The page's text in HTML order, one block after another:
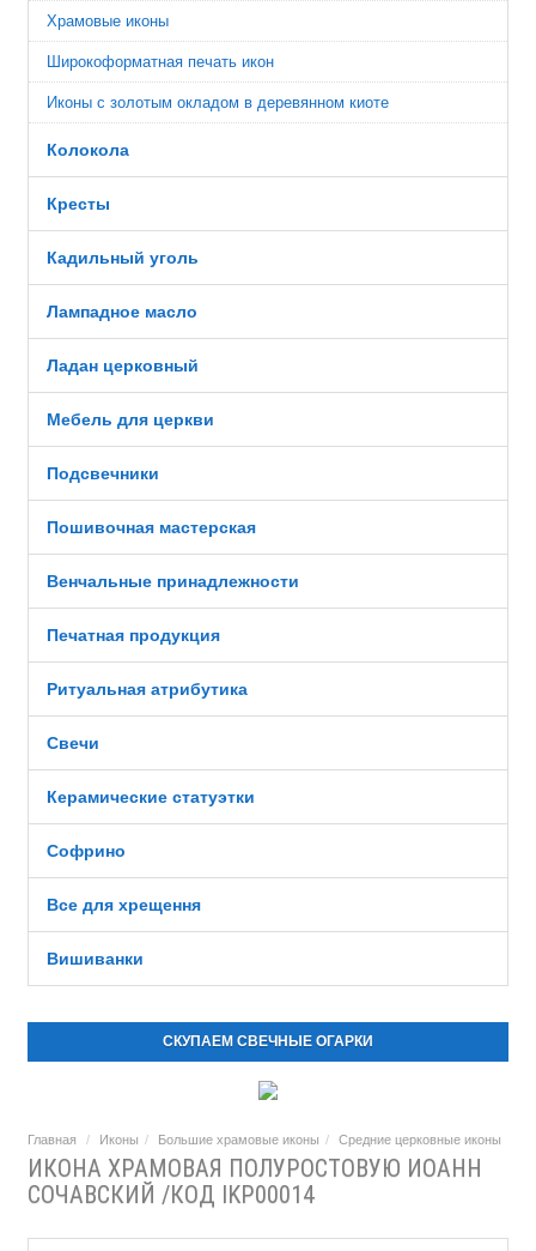
Храмовые иконы
Широкоформатная печать икон
Иконы с золотым окладом в деревянном киоте
Колокола
Кресты
Кадильный уголь
Лампадное масло
Ладан церковный
Мебель для церкви
Подсвечники
Пошивочная мастерская
Венчальные принадлежности
Печатная продукция
Ритуальная атрибутика
Свечи
Керамические статуэтки
Софрино
Все для хрещення
Вишиванки
СКУПАЕМ СВЕЧНЫЕ ОГАРКИ
Главная Иконы Большие храмовые иконы Средние церковные иконы
ИКОНА ХРАМОВАЯ ПОЛУРОСТОВУЮ ИОАНН
СОЧАВСКИЙ /КОД IKP00014